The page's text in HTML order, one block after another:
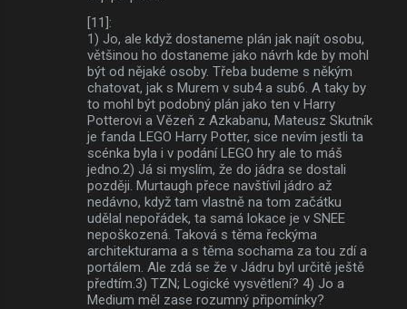
[11]:
1) Jo, ale když dostaneme plán jak najít osobu,
většinou ho dostaneme jako návrh kde by mohl
být od nějaké osoby. Třeba budeme s někým
chatovat, jak s Murem v sub4 a sub6. A taky by
to mohl být podobný plán jako ten v Harry
Potterovi a Vězeň z Azkabanu, Mateusz Skutník
je fanda LEGO Harry Potter, sice nevím jestli ta
scénka byla i v podání LEGO hry ale to máš
jedno.2) Já si myslím, že do jádra se dostali
později. Murtaugh přece navštívil jádro až
nedávno, když tam vlastně na tom začátku
udělal nepořádek, ta samá lokace je v SNEE
nepoškozená. Taková s těma řeckýma
architekturama a s těma sochama za tou zdí a
portálem. Ale zdá se že v Jádru byl určitě ještě
předtím.3) TZN; Logické vysvětlení? 4) Jo a
Medium měl zase rozumný připomínky?